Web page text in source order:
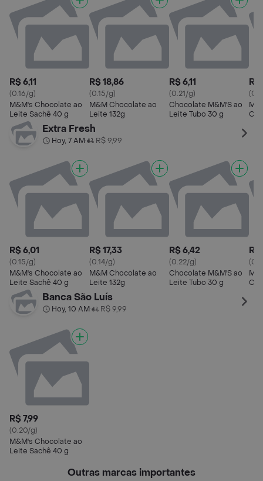
R$ 6,11
(0.16/g)
M&M's Chocolate ao
Leite Sachê 40 g
R$ 18,86
(0.15/g)
M&M Chocolate ao
Leite 132g
R$ 6,11
(0.21/g)
Chocolate M&M'S ao
Leite Tubo 30 g
R$
Extra Fresh
Hoy, 7 AM• R$ 9,99
R$ 6,01
(0.15/g)
M&M's Chocolate ao
Leite Sachê 40 g
R$ 17,33
(0.14/g)
M&M Chocolate ao
Leite 132g
R$ 6,42
(0.22/g)
Chocolate M&M'S ao
Leite Tubo 30 g
R$
Banca São Luís
Hoy, 10 AM• R$ 9,99
R$ 7,99
(0.20/g)
M&M's Chocolate ao
Leite Sachê 40 g
Outras marcas importantes